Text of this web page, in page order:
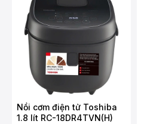
Nồi cơm điện tử Toshiba
1.8 lít RC-18DR4TVN(H)